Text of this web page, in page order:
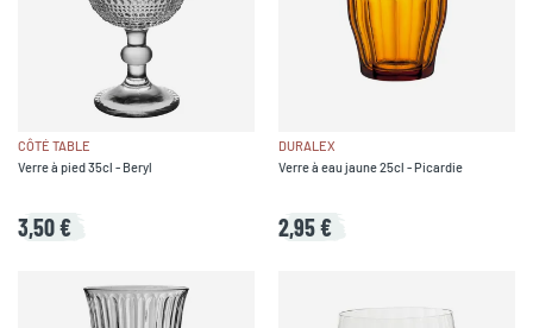
CÔTÉ TABLE
Verre à pied 35cl - Beryl
3,50 €
DURALEX
Verre à eau jaune 25cl - Picardie
2,95 €